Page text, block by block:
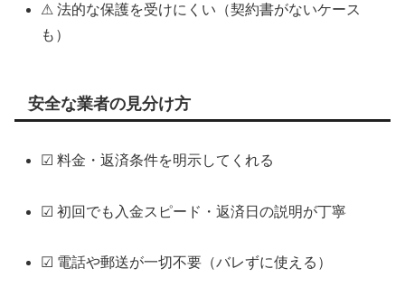
⚠ 法的な保護を受けにくい（契約書がないケース
も）
安全な業者の見分け方
☑ 料金・返済条件を明示してくれる
☑ 初回でも入金スピード・返済日の説明が丁寧
☑ 電話や郵送が一切不要（バレずに使える）